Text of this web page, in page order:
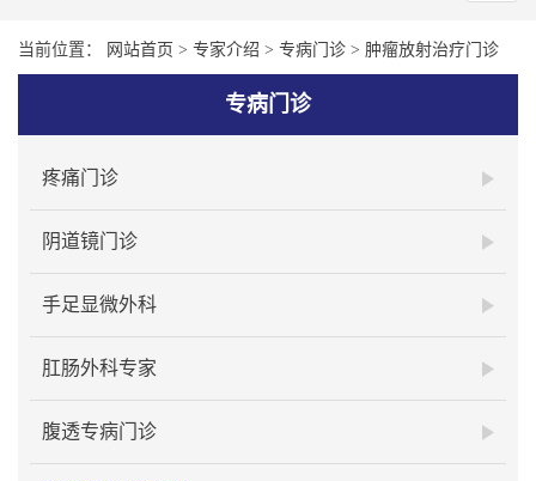
当前位置： 网站首页 > 专家介绍 > 专病门诊 > 肿瘤放射治疗门诊
专病门诊
疼痛门诊
阴道镜门诊
手足显微外科
肛肠外科专家
腹透专病门诊